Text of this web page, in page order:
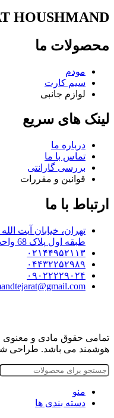
HOUSHMAND
محصولات ما
مودم
سیم کارت
لوازم جانبی
لینک های سریع
درباره ما
تماس با ما
بررسی گارانتی
قوانین و مقررات
ارتباط با ما
تهران، خیابان آیت
طبقه اول پلاک 68 واحد 107
۰۲۱۴۴۹۵۲۱۱۳
۰۴۴۳۲۲۵۲۹۸۹
۰۹۰۲۲۲۲۹۰۲۴
تمامی حقوق مادی و معنوی
هوشمند می باشد. طراحی
منو
دسته بندی ها